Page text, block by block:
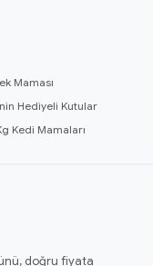
Maması
Hediyeli Kutular
Kedi Mamaları
doğru fiyata